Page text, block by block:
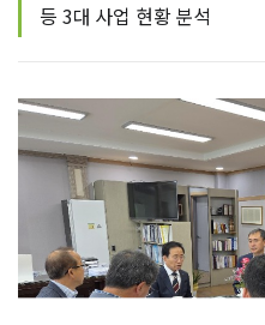
등 3대 사업 현황 분석